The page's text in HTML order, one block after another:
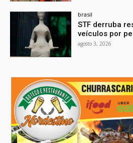
brasil
STF derruba
veículos por
agosto 3, 2026